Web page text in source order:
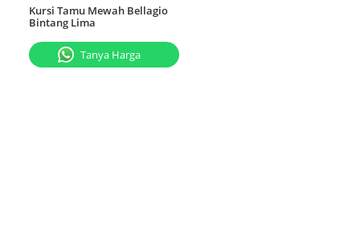
Kursi Tamu Mewah Bellagio
Bintang Lima
Tanya Harga